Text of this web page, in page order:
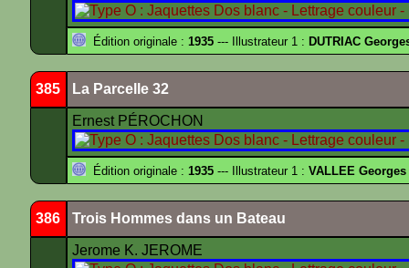
Édition originale : 1935 --- Illustrateur 1 : DUTRIAC
385 La Parcelle 32
Ernest PÉROCHON
Édition originale : 1935 --- Illustrateur 1 : VALLEE Georges
386 Trois Hommes dans un Bateau
Jerome K. JEROME